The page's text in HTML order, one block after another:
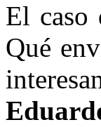
El caso
Qué